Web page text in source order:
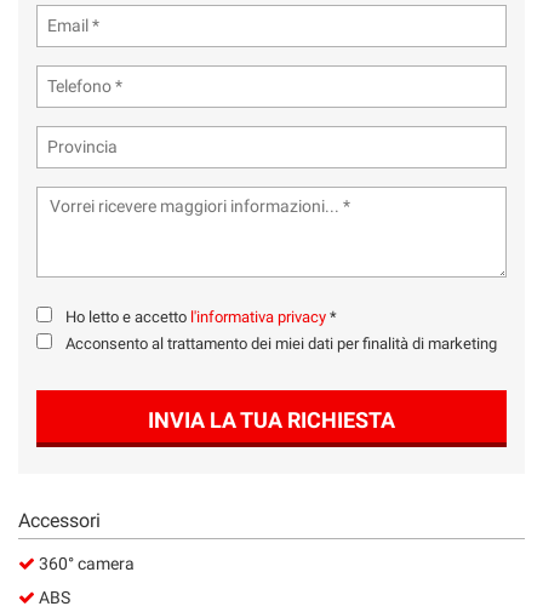
Ho letto e accetto l'informativa privacy *
Acconsento al trattamento dei miei dati per finalità di marketing
INVIA LA TUA RICHIESTA
Accessori
360° camera
ABS